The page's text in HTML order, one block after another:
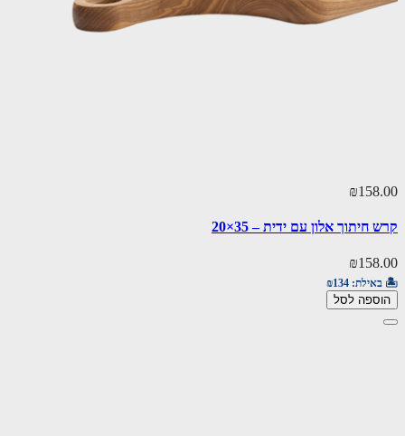
₪158.00
קרש חיתוך אלון עם ידית – 35×20
₪158.00
🏝️ באילת: ₪134
הוספה לסל